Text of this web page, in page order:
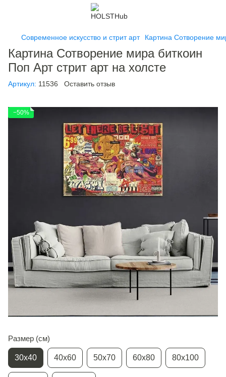
Современное искусство и стрит арт Картина Сотворение
Картина Сотворение мира биткоин
Поп Арт стрит арт на холсте
Артикул: 11536 Оставить отзыв
−50%
Размер (см)
30х40 40х60 50х70 60х80 80х100